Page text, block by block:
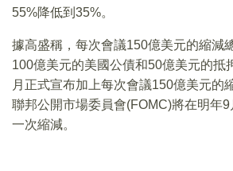
55%降低到35%。
據高盛稱，每次會議150億美元的縮減
100億美元的美國公債和50億美元的抵
月正式宣布加上每次會議150億美元的
聯邦公開市場委員會(FOMC)將在明年
一次縮減。